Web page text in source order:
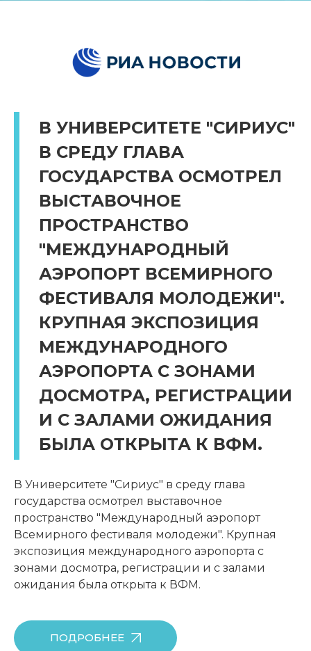
В УНИВЕРСИТЕТЕ "СИРИУС"
В СРЕДУ ГЛАВА
ГОСУДАРСТВА ОСМОТРЕЛ
ВЫСТАВОЧНОЕ
ПРОСТРАНСТВО
"МЕЖДУНАРОДНЫЙ
АЭРОПОРТ ВСЕМИРНОГО
ФЕСТИВАЛЯ МОЛОДЕЖИ".
КРУПНАЯ ЭКСПОЗИЦИЯ
МЕЖДУНАРОДНОГО
АЭРОПОРТА С ЗОНАМИ
ДОСМОТРА, РЕГИСТРАЦИИ
И С ЗАЛАМИ ОЖИДАНИЯ
БЫЛА ОТКРЫТА К ВФМ.
В Университете "Сириус" в среду глава
государства осмотрел выставочное
пространство "Международный аэропорт
Всемирного фестиваля молодежи". Крупная
экспозиция международного аэропорта с
зонами досмотра, регистрации и с залами
ожидания была открыта к ВФМ.
ПОДРОБНЕЕ